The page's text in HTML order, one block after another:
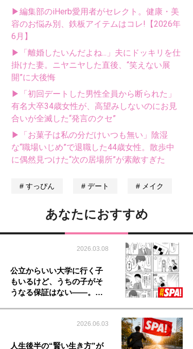
▶編集部のiHerb愛用者がセレクト。健康・美
容のお悩み別、鉄板アイテムはコレ!【2026年
6月】
▶「離婚したいんだよね...」夫にドッキリを仕
掛けた妻。ニヤニヤした直後、“笑えない展
開”に大後悔
▶「初回デートした男性全員から断られた」
有名大卒34歳女性が、高望みしないのにお見
合いが全滅した“発言のクセ”
▶「お菓子は私の分だけいつも無い」陰湿
な“職場いじめ”で退職した44歳女性。散歩中
に偶然見つけた“次の居場所”が素敵すぎた
すっぴん デート メイク
あなたにおすすめ
2026.03.08
公立からいい大学に行く子
もいるけど、うちの子がそ
うなる保証はない――。…
2026.06.03
人生後半の“賢い生き方”が